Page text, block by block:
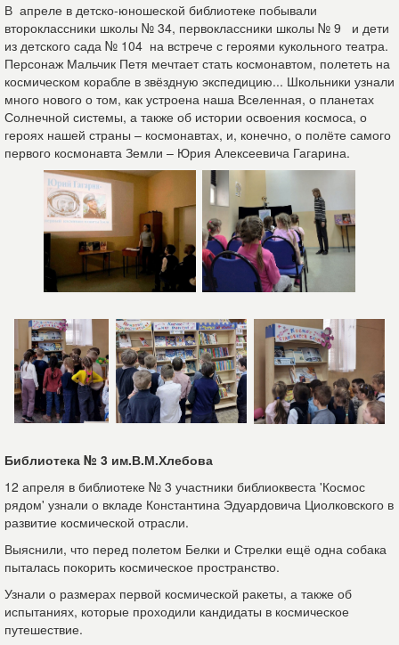
В апреле в детско-юношеской библиотеке побывали
второклассники школы № 34, первоклассники школы № 9 и дети
из детского сада № 104 на встрече с героями кукольного театра.
Персонаж Мальчик Петя мечтает стать космонавтом, полететь на
космическом корабле в звёздную экспедицию... Школьники узнали
много нового о том, как устроена наша Вселенная, о планетах
Солнечной системы, а также об истории освоения космоса, о
героях нашей страны – космонавтах, и, конечно, о полёте самого
первого космонавта Земли – Юрия Алексеевича Гагарина.
Библиотека № 3 им.В.М.Хлебова
12 апреля в библиотеке № 3 участники библиоквеста 'Космос
рядом' узнали о вкладе Константина Эдуардовича Циолковского в
развитие космической отрасли.
Выяснили, что перед полетом Белки и Стрелки ещё одна собака
пыталась покорить космическое пространство.
Узнали о размерах первой космической ракеты, а также об
испытаниях, которые проходили кандидаты в космическое
путешествие.